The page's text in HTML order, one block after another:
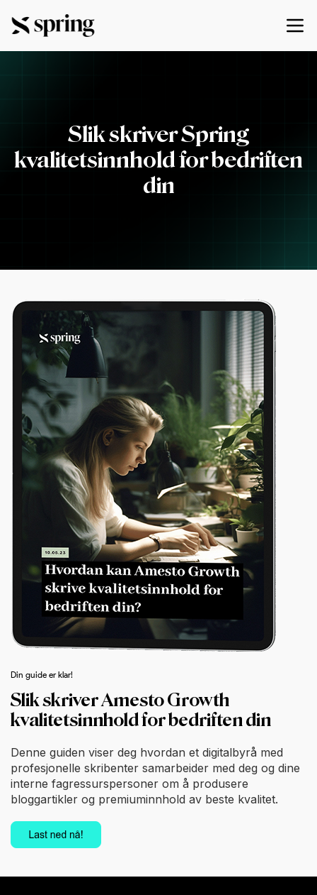
Slik skriver Spring
kvalitetsinnhold for bedriften
din
Din guide er klar!
Slik skriver Amesto Growth
kvalitetsinnhold for bedriften din
Denne guiden viser deg hvordan et digitalbyrå med
profesjonelle skribenter samarbeider med deg og dine
interne fagressurspersoner om å produsere
bloggartikler og premiuminnhold av beste kvalitet.